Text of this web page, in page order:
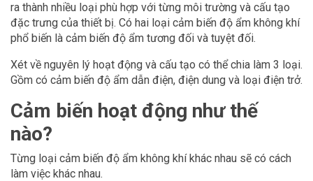
ra thành nhiều loại phù hợp với từng môi trường và cấu tạo
đặc trưng của thiết bị. Có hai loại cảm biến độ ẩm không khí
phổ biến là cảm biến độ ẩm tương đối và tuyệt đối.
Xét về nguyên lý hoạt động và cấu tạo có thể chia làm 3 loại.
Gồm có cảm biến độ ẩm dẫn điện, điện dung và loại điện trở.
Cảm biến hoạt động như thế
nào?
Từng loại cảm biến độ ẩm không khí khác nhau sẽ có cách
làm việc khác nhau.